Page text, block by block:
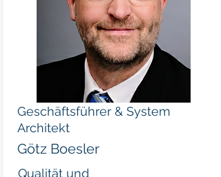
Geschäftsführer & System
Architekt
Götz Boesler
Qualität und